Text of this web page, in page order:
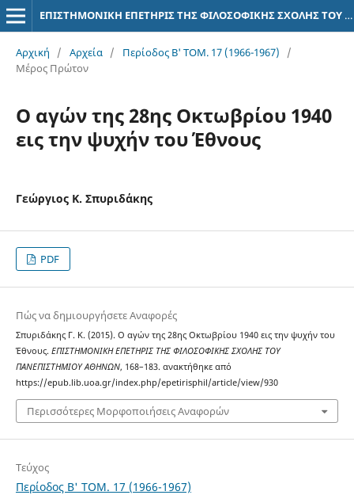
ΕΠΙΣΤΗΜΟΝΙΚΗ ΕΠΕΤΗΡΙΣ ΤΗΣ ΦΙΛΟΣΟΦΙΚΗΣ ΣΧΟΛΗΣ ΤΟΥ ΠΑΝΕΠΙΣΤΗΜΙΟΥ ΑΘΗΝΩΝ
Αρχική / Αρχεία / Περίοδος Β' ΤΟΜ. 17 (1966-1967)
/
Μέρος Πρώτον
Ο αγών της 28ης Οκτωβρίου 1940
εις την ψυχήν του Έθνους
Γεώργιος Κ. Σπυριδάκης
PDF
Πώς να δημιουργήσετε Αναφορές
Σπυριδάκης Γ. Κ. (2015). Ο αγών της 28ης Οκτωβρίου 1940 εις την ψυχήν του
Έθνους. ΕΠΙΣΤΗΜΟΝΙΚΗ ΕΠΕΤΗΡΙΣ ΤΗΣ ΦΙΛΟΣΟΦΙΚΗΣ ΣΧΟΛΗΣ ΤΟΥ
ΠΑΝΕΠΙΣΤΗΜΙΟΥ ΑΘΗΝΩΝ, 168–183. ανακτήθηκε από
https://epub.lib.uoa.gr/index.php/epetirisphil/article/view/930
Περισσότερες Μορφοποιήσεις Αναφορών
Τεύχος
Περίοδος Β' ΤΟΜ. 17 (1966-1967)